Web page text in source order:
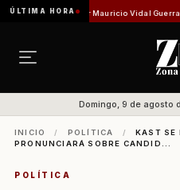
ÚLTIMA HORA
histórica [Por Mauricio Vidal Guerra]
Domingo, 9 de agosto
INICIO / POLÍTICA /
KAST SE
PRONUNCIARÁ SOBRE CANDID...
POLÍTICA